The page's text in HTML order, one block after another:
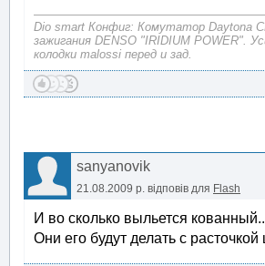
Dio smart Конфиг: Комутатор Daytona
зажигания DENSO "IRIDIUM POWER".
колодки malossi перед и зад.
sanyanovik
21.08.2009 р. відповів для Flash
И во сколько выльется
Они его будут делать с